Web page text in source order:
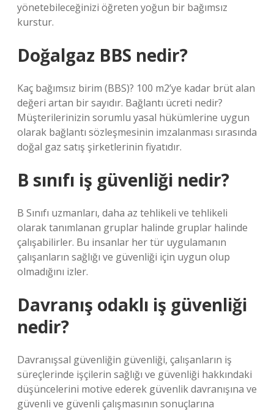
yönetebileceğinizi öğreten yoğun bir bağımsız
kurstur.
Doğalgaz BBS nedir?
Kaç bağımsız birim (BBS)? 100 m2’ye kadar brüt alan
değeri artan bir sayıdır. Bağlantı ücreti nedir?
Müşterilerinizin sorumlu yasal hükümlerine uygun
olarak bağlantı sözleşmesinin imzalanması sırasında
doğal gaz satış şirketlerinin fiyatıdır.
B sınıfı iş güvenliği nedir?
B Sınıfı uzmanları, daha az tehlikeli ve tehlikeli
olarak tanımlanan gruplar halinde gruplar halinde
çalışabilirler. Bu insanlar her tür uygulamanın
çalışanların sağlığı ve güvenliği için uygun olup
olmadığını izler.
Davranış odaklı iş güvenliği
nedir?
Davranışsal güvenliğin güvenliği, çalışanların iş
süreçlerinde işçilerin sağlığı ve güvenliği hakkındaki
düşüncelerini motive ederek güvenlik davranışına ve
güvenli ve güvenli çalışmasının sonuçlarına